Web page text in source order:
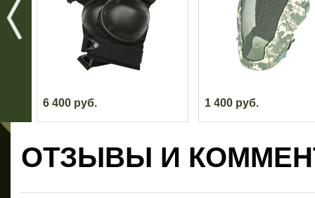
6 400 руб. 1 400 руб.
ОТЗЫВЫ И